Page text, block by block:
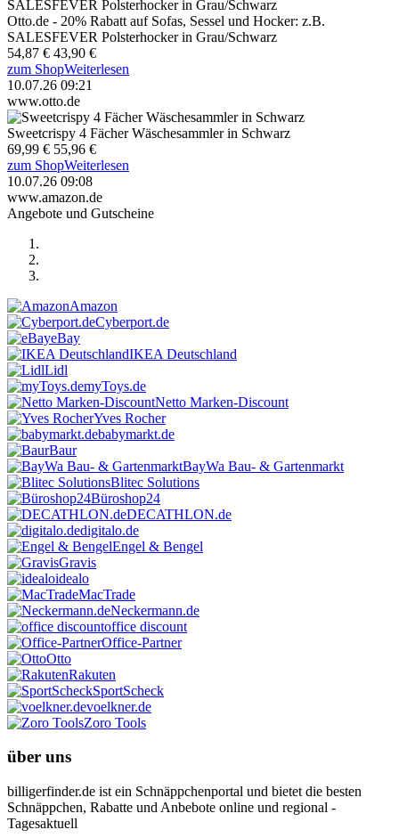
Otto.de - 20% Rabatt auf Sofas, Sessel und Hocker: z.B.
SALESFEVER Polsterhocker in Grau/Schwarz
54,87 € 43,90 €
zum ShopWeiterlesen
10.07.26 09:21
www.otto.de
Sweetcrispy 4 Fächer Wäschesammler in Schwarz
69,99 € 55,96 €
zum ShopWeiterlesen
10.07.26 09:08
www.amazon.de
Angebote und Gutscheine
Amazon
Cyberport.de
eBay
IKEA Deutschland
Lidl
myToys.de
Netto Marken-Discount
Yves Rocher
babymarkt.de
Baur
BayWa Bau- & Gartenmarkt
Blitec Solutions
Büroshop24
DECATHLON.de
digitalo.de
Engel & Bengel
Gravis
idealo
MacTrade
Neckermann.de
office discount
Office-Partner
Otto
Rakuten
SportScheck
voelkner.de
Zoro Tools
über uns
billigerfinder.de ist ein Schnäppchenportal und bietet die besten
Schnäppchen, Rabatte und Anbebote online und regional -
Tagesaktuell